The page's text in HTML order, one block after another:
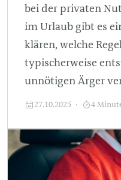
bei der privaten
im Urlaub gibt es
klären, welche
typischerweise
unnötigen Ärger
27.10.2025 4